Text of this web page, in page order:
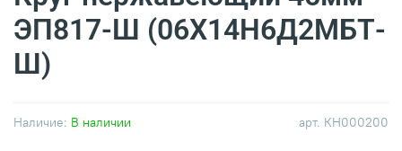
арт. КН000200
Наличие: В наличии
ЭП817-Ш (06Х14Н6Д2МБТ-
Ш)